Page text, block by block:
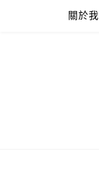
關於我